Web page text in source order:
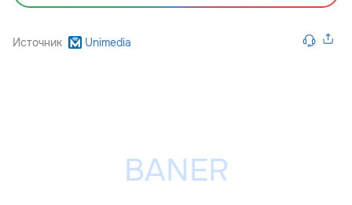
Источник Unimedia